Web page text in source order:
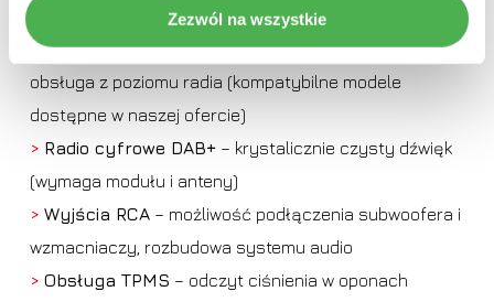
Zezwól na wszystkie
> Kompatybilność z rejestratorami DVR– pełna
obsługa z poziomu radia (kompatybilne modele
dostępne w naszej ofercie)
> Radio cyfrowe DAB+– krystalicznie czysty dźwięk
(wymaga modułu i anteny)
> Wyjścia RCA– możliwość podłączenia subwoofera i
wzmacniaczy, rozbudowa systemu audio
> Obsługa TPMS – odczyt ciśnienia w oponach